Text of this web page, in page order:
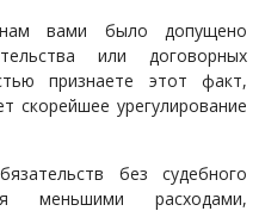
вами было допущено
или договорных
признаете этот факт,
скорейшее урегулирование
без судебного
меньшими расходами,